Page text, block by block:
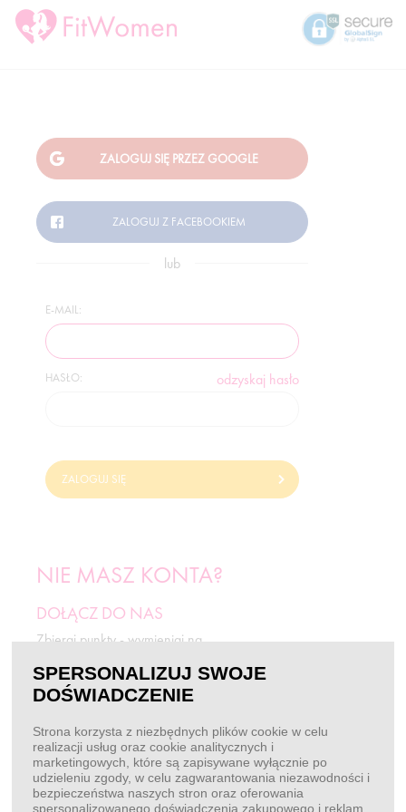
lub
E-MAIL:
HASŁO: odzyskaj hasło
ZALOGUJ SIĘ
NIE MASZ KONTA?
DOŁĄCZ DO NAS
Zbieraj punkty - wymieniaj na
ZAREJESTRUJ SIĘ
BEZ LOGOWANIA
Chcę złożyć zamówienie
SPERSONALIZUJ SWOJE
DOŚWIADCZENIE
Strona korzysta z niezbędnych plików cookie w celu
realizacji usług oraz cookie analitycznych i
marketingowych, które są zapisywane wyłącznie po
udzieleniu zgody, w celu zagwarantowania niezawodności i
bezpieczeństwa naszych stron oraz oferowania
spersonalizowanego doświadczenia zakupowego i reklam.